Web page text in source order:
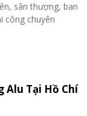
sân thượng, ban
công chuyên
Alu Tại Hồ Chí